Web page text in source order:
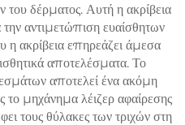
του δέρματος. Αυτή η ακρίβεια
αντιμετώπιση ευαίσθητων
ακρίβεια επηρεάζει άμεσα
αποτελέσματα. Το
αποτελεί ένα ακόμη
μηχάνημα λέιζερ αφαίρεσης
τους θύλακες των τριχών στη